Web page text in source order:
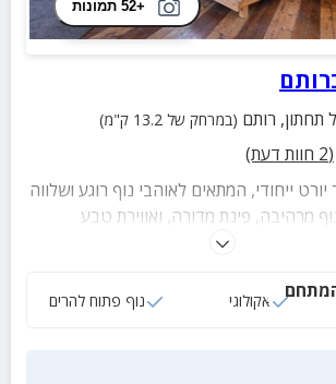
+52 תמונות
תחתון, רותם (במרחק של 13.2 ק"מ)
(
2 חוות דעת)
יורט ייחודי, המתאים לאוהבי נוף רוגע ושלווה
מרהיבה, פינת מדורה, ואווירת טבע
למשפחות, זוגות, ולציבור הדתי.
אקולוגי נוף פתוח להרים